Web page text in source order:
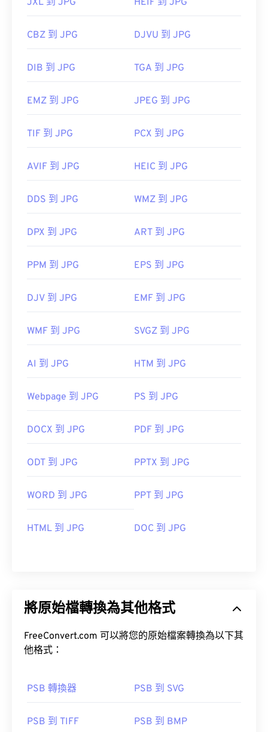
JXL 到 JPG HEIF 到 JPG
CBZ 到 JPG DJVU 到 JPG
DIB 到 JPG TGA 到 JPG
EMZ 到 JPG JPEG 到 JPG
TIF 到 JPG PCX 到 JPG
AVIF 到 JPG HEIC 到 JPG
DDS 到 JPG WMZ 到 JPG
DPX 到 JPG ART 到 JPG
PPM 到 JPG EPS 到 JPG
DJV 到 JPG EMF 到 JPG
WMF 到 JPG SVGZ 到 JPG
AI 到 JPG HTM 到 JPG
Webpage 到 JPG PS 到 JPG
DOCX 到 JPG PDF 到 JPG
ODT 到 JPG PPTX 到 JPG
WORD 到 JPG PPT 到 JPG
HTML 到 JPG DOC 到 JPG
將原始檔轉換為其他格式
FreeConvert.com 可以將您的原始檔案轉換為以下其
他格式：
PSB 轉換器 PSB 到 SVG
PSB 到 TIFF PSB 到 BMP